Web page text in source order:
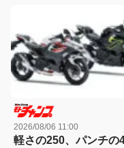
2026/08/06 11:00
軽さの250、パンチの